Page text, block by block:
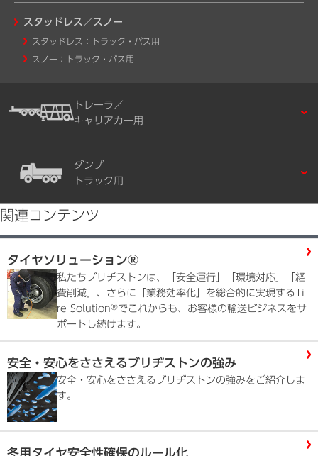
スタッドレス／スノー
スタッドレス：トラック・バス用
スノー：トラック・バス用
トレーラ／
キャリアカー用
ダンプ
トラック用
関連コンテンツ
タイヤソリューション®
私たちブリヂストンは、「安全運行」「環境対応」「経
費削減」、さらに「業務効率化」を総合的に実現するTi
re Solution®でこれからも、お客様の輸送ビジネスをサ
ポートし続けます。
安全・安心をささえるブリヂストンの強み
安全・安心をささえるブリヂストンの強みをご紹介しま
す。
冬用タイヤ安全性確保のルール化